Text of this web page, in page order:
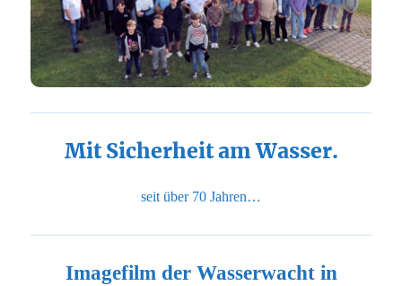
Mit Sicherheit am Wasser.
seit über 70 Jahren…
Imagefilm der Wasserwacht in